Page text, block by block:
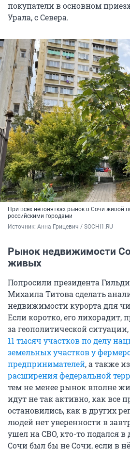
покупатели в основном
Урала, с Севера.
При всех непонятках рынок в Сочи живой
российскими городами
Источник: Анна Грицевич / SOCHI1.RU
Рынок недвижимости
живых
Попросили президента
Михаила Титова сделать
недвижимости курорта для
Если коротко, его лихорадит,
за геополитической
11 тысяч участков по делу
земельных участков у
предпринимателей, а также
расширения федеральной
тем не менее рынок вполне
идут не так активно, как все
остановились, как в других
людей нет уверенности в
ушел на СВО, кто-то подался в
Сочи был бы не Сочи, если в